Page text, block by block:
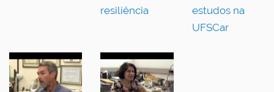
resiliência
estudos na
UFSCar